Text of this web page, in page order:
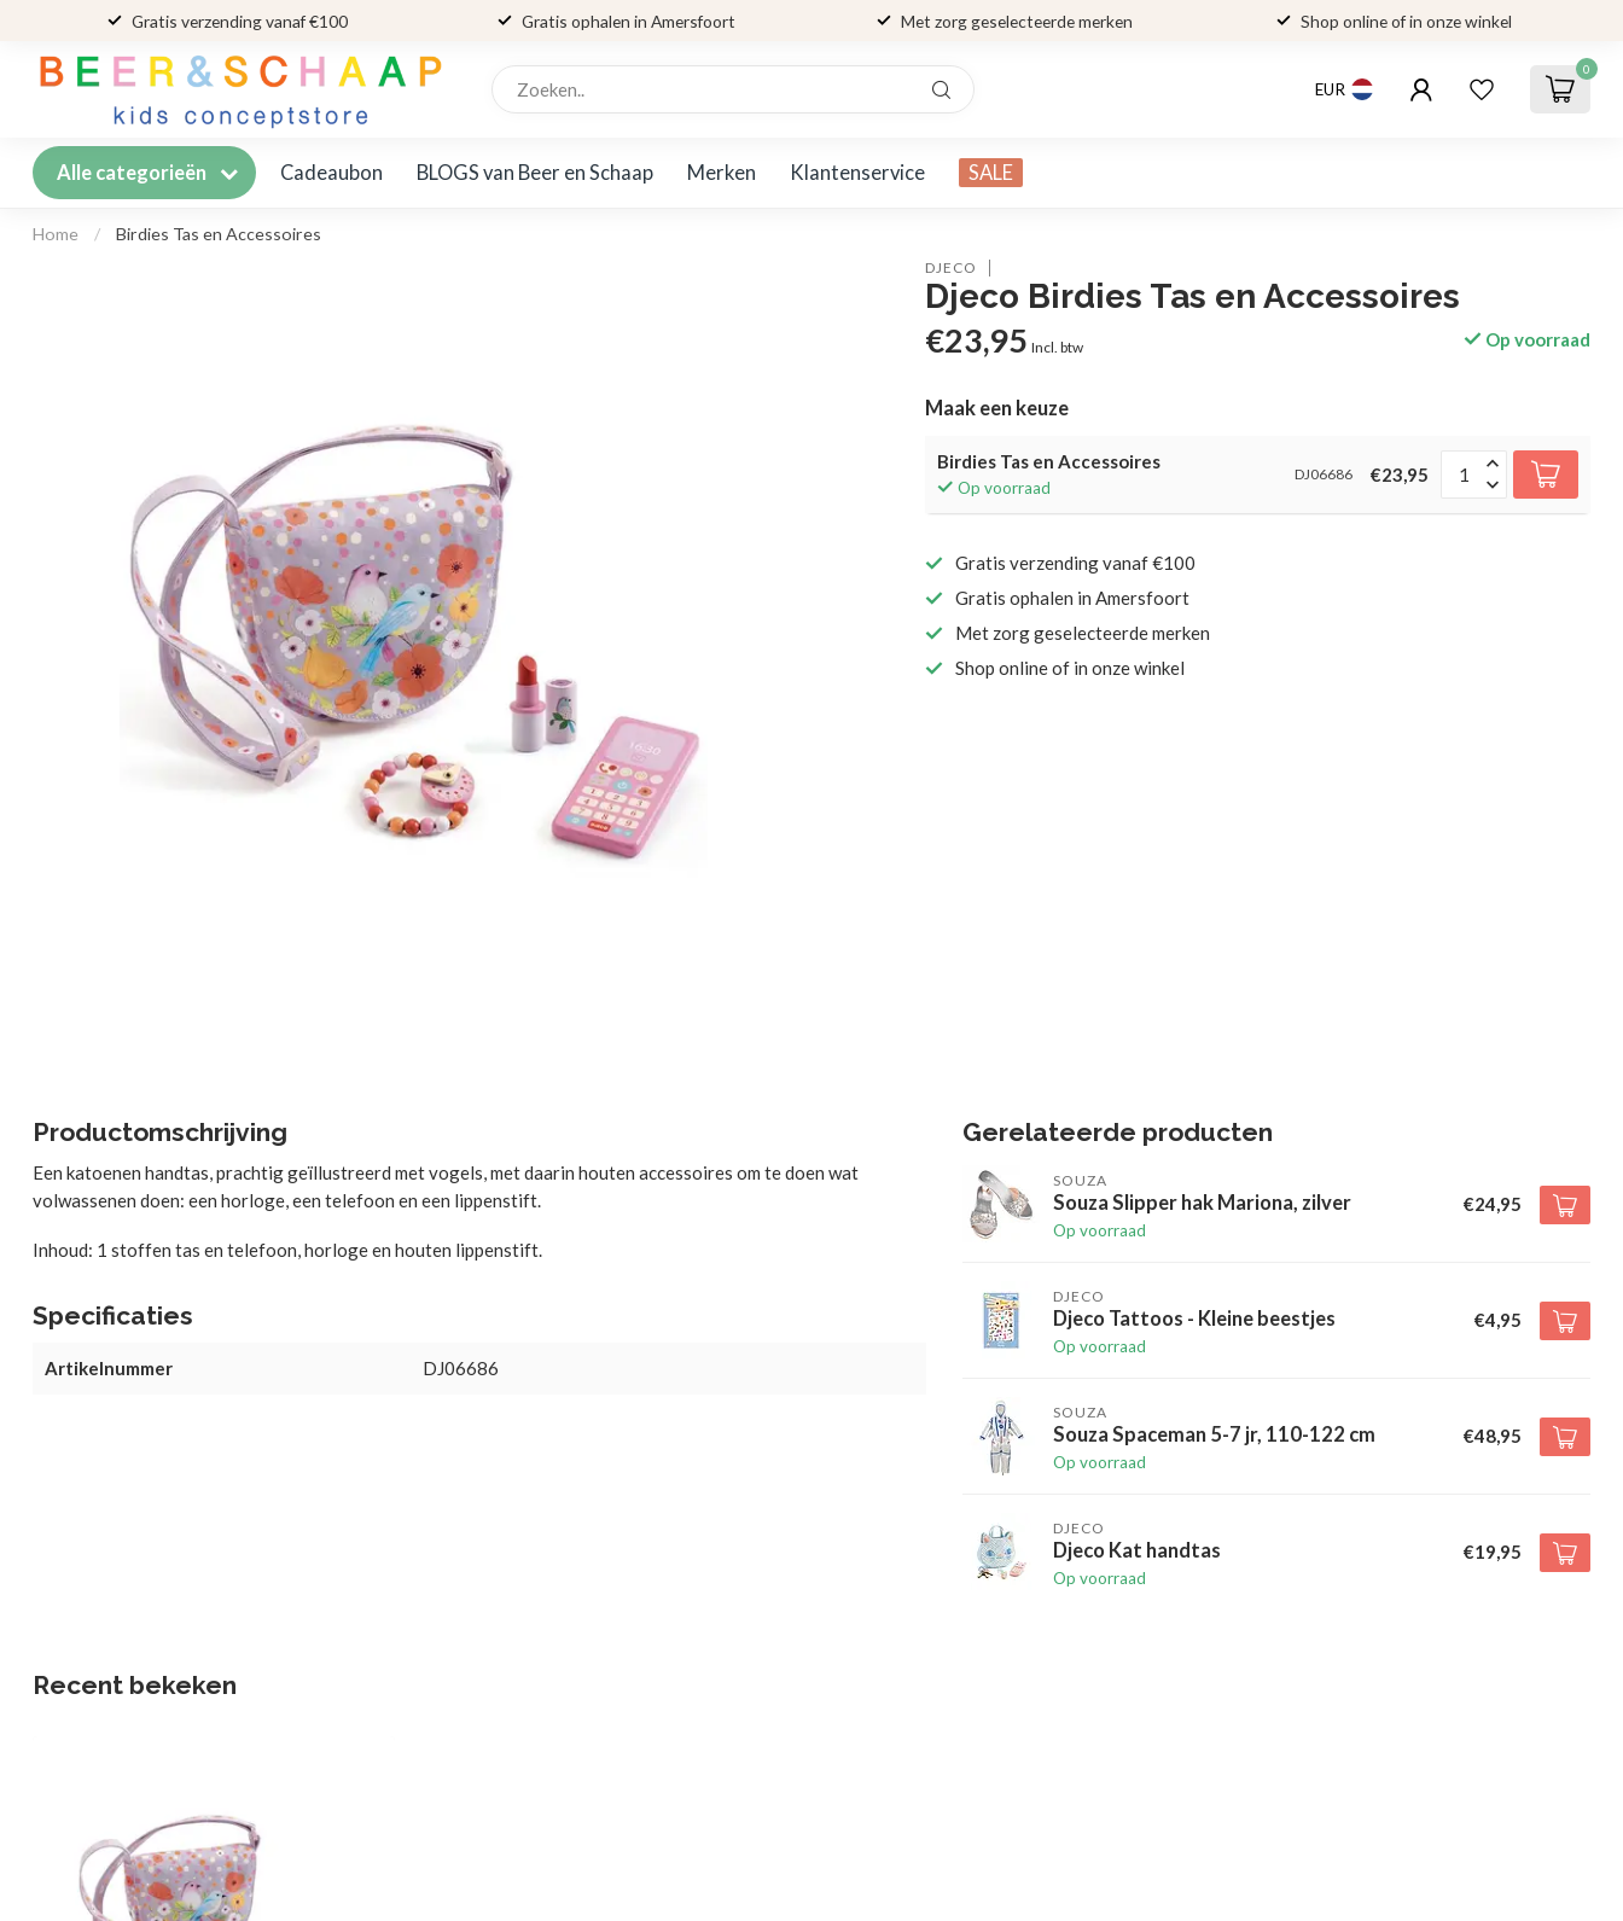
Gratis verzending vanaf €100 Gratis ophalen in Amersfoort Met zorg geselecteerde merken Shop online of in onze winkel
EUR
0
Alle categorieën Cadeaubon BLOGS van Beer en Schaap Merken Klantenservice SALE
Home / Birdies Tas en Accessoires
DJECO
Djeco Birdies Tas en Accessoires
€23,95 Incl. btw Op voorraad
Maak een keuze
Birdies Tas en Accessoires
Op voorraad
DJ06686 €23,95
Gratis verzending vanaf €100
Gratis ophalen in Amersfoort
Met zorg geselecteerde merken
Shop online of in onze winkel
Productomschrijving
Een katoenen handtas, prachtig geïllustreerd met vogels, met daarin houten accessoires om te doen wat
volwassenen doen: een horloge, een telefoon en een lippenstift.
Inhoud: 1 stoffen tas en telefoon, horloge en houten lippenstift.
Specificaties
Artikelnummer DJ06686
Gerelateerde producten
SOUZA
Souza Slipper hak Mariona, zilver
Op voorraad
€24,95
DJECO
Djeco Tattoos - Kleine beestjes
Op voorraad
€4,95
SOUZA
Souza Spaceman 5-7 jr, 110-122 cm
Op voorraad
€48,95
DJECO
Djeco Kat handtas
Op voorraad
€19,95
Recent bekeken